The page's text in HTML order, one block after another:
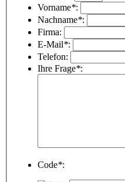
Vorname*:
Nachname*:
Firma:
E-Mail*:
Telefon:
Ihre Frage*:
Code*: